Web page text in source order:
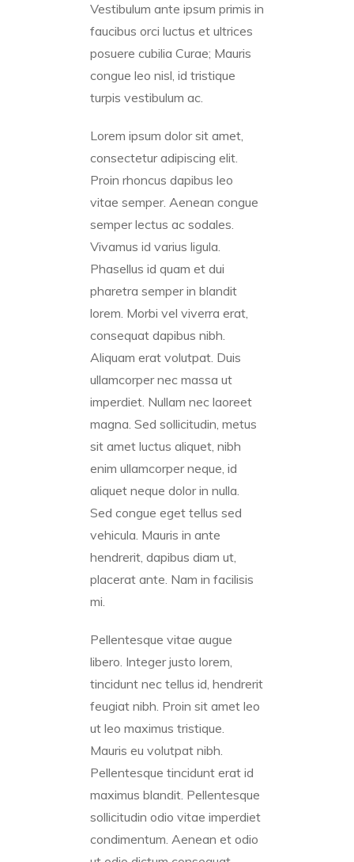
Vestibulum ante ipsum primis in
faucibus orci luctus et ultrices
posuere cubilia Curae; Mauris
congue leo nisl, id tristique
turpis vestibulum ac.
Lorem ipsum dolor sit amet,
consectetur adipiscing elit.
Proin rhoncus dapibus leo
vitae semper. Aenean congue
semper lectus ac sodales.
Vivamus id varius ligula.
Phasellus id quam et dui
pharetra semper in blandit
lorem. Morbi vel viverra erat,
consequat dapibus nibh.
Aliquam erat volutpat. Duis
ullamcorper nec massa ut
imperdiet. Nullam nec laoreet
magna. Sed sollicitudin, metus
sit amet luctus aliquet, nibh
enim ullamcorper neque, id
aliquet neque dolor in nulla.
Sed congue eget tellus sed
vehicula. Mauris in ante
hendrerit, dapibus diam ut,
placerat ante. Nam in facilisis
mi.
Pellentesque vitae augue
libero. Integer justo lorem,
tincidunt nec tellus id, hendrerit
feugiat nibh. Proin sit amet leo
ut leo maximus tristique.
Mauris eu volutpat nibh.
Pellentesque tincidunt erat id
maximus blandit. Pellentesque
sollicitudin odio vitae imperdiet
condimentum. Aenean et odio